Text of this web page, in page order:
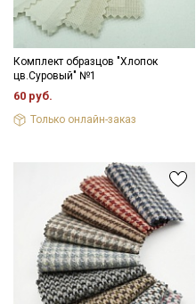
Комплект образцов "Хлопок
цв.Суровый" №1
60 руб.
Только онлайн-заказ